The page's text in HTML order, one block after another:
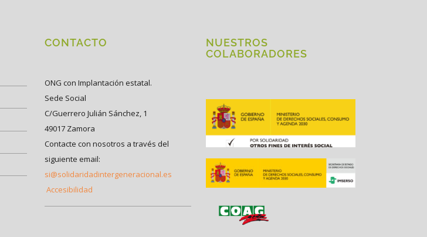
CONTACTO
ONG con Implantación estatal.
Sede Social
C/Guerrero Julián Sánchez, 1
49017 Zamora
Contacte con nosotros a través del
siguiente email:
si@solidaridadintergeneracional.es
Accesibilidad
NUESTROS
COLABORADORES